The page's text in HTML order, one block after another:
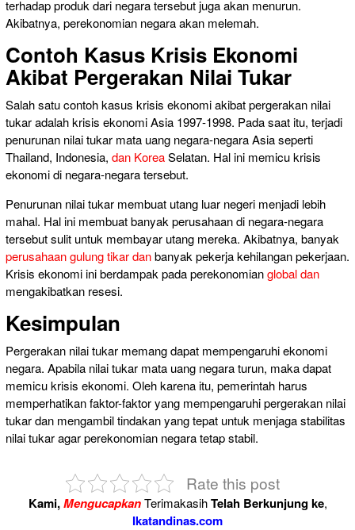
terhadap produk dari negara tersebut juga akan menurun.
Akibatnya, perekonomian negara akan melemah.
Contoh Kasus Krisis Ekonomi
Akibat Pergerakan Nilai Tukar
Salah satu contoh kasus krisis ekonomi akibat pergerakan nilai
tukar adalah krisis ekonomi Asia 1997-1998. Pada saat itu, terjadi
penurunan nilai tukar mata uang negara-negara Asia seperti
Thailand, Indonesia, dan KoreaSelatan. Hal ini memicu krisis
ekonomi di negara-negara tersebut.
Penurunan nilai tukar membuat utang luar negeri menjadi lebih
mahal. Hal ini membuat banyak perusahaan di negara-negara
tersebut sulit untuk membayar utang mereka. Akibatnya, banyak
perusahaan gulung tikar danbanyak pekerja kehilangan pekerjaan.
Krisis ekonomi ini berdampak pada perekonomianglobal dan
mengakibatkan resesi.
Kesimpulan
Pergerakan nilai tukar memang dapat mempengaruhi ekonomi
negara. Apabila nilai tukar mata uang negara turun, maka dapat
memicu krisis ekonomi. Oleh karena itu, pemerintah harus
memperhatikan faktor-faktor yang mempengaruhi pergerakan nilai
tukar dan mengambil tindakan yang tepat untuk menjaga stabilitas
nilai tukar agar perekonomian negara tetap stabil.
Rate this post
Kami,MengucapkanTerimakasihTelah Berkunjung ke,
Ikatandinas.com